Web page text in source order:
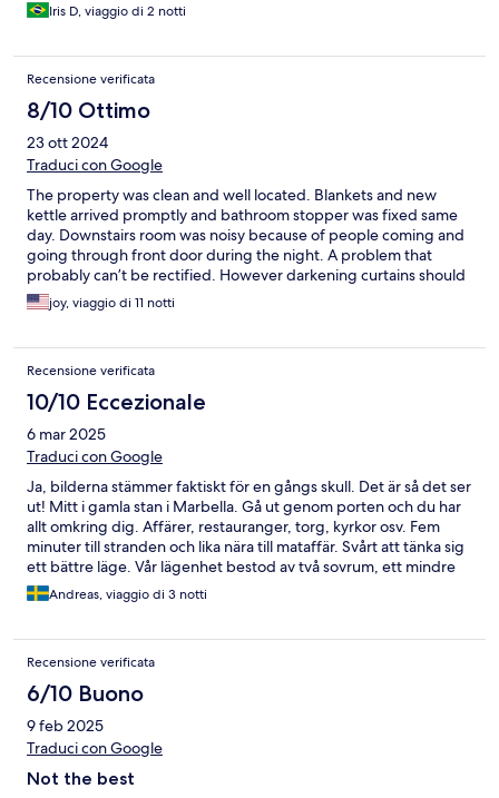
regresar.
Iris D, viaggio di 2 notti
Recensione verificata
8/10 Ottimo
23 ott 2024
Traduci con Google
The property was clean and well located. Blankets and new
kettle arrived promptly and bathroom stopper was fixed same
day. Downstairs room was noisy because of people coming and
going through front door during the night. A problem that
probably can’t be rectified. However darkening curtains should
be provided.
joy, viaggio di 11 notti
Recensione verificata
10/10 Eccezionale
6 mar 2025
Traduci con Google
Ja, bilderna stämmer faktiskt för en gångs skull. Det är så det ser
ut! Mitt i gamla stan i Marbella. Gå ut genom porten och du har
allt omkring dig. Affärer, restauranger, torg, kyrkor osv. Fem
minuter till stranden och lika nära till mataffär. Svårt att tänka sig
ett bättre läge. Vår lägenhet bestod av två sovrum, ett mindre
vardagsrum och från köket kan man gå ut på en stor, privat,
fantastisk terass. Kontakten med värden sköttes framför allt via
information, långt innan resan. Det kändes personligt och vi fick
bra tips om bl.a. parkering. Magiskt helt enkelt!
Andreas, viaggio di 3 notti
Recensione verificata
6/10 Buono
9 feb 2025
Traduci con Google
Not the best